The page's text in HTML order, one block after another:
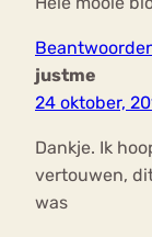
justme
24 oktober,
Dankje. Ik
vertouwen,
was